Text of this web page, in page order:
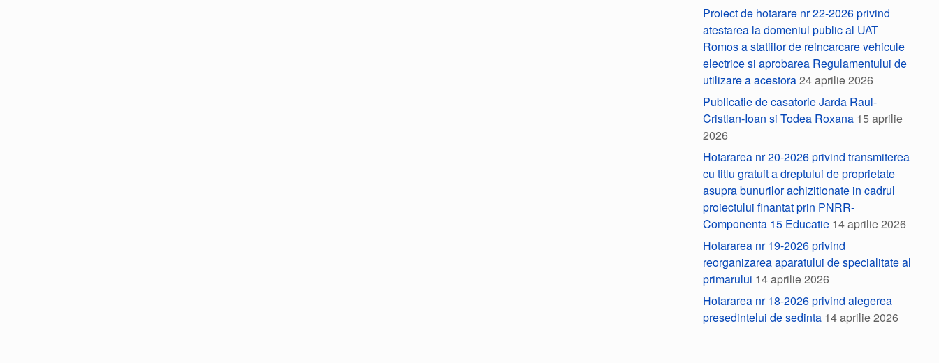
Proiect de hotarare nr 22-2026 privind
atestarea la domeniul public al UAT
Romos a statiilor de reincarcare vehicule
electrice si aprobarea Regulamentului de
utilizare a acestora24 aprilie 2026
Publicatie de casatorie Jarda Raul-
Cristian-Ioan si Todea Roxana 15 aprilie
2026
Hotararea nr 20-2026 privind transmiterea
cu titlu gratuit a dreptului de proprietate
asupra bunurilor achizitionate in cadrul
proiectului finantat prin PNRR-
Componenta 15 Educatie 14 aprilie 2026
Hotararea nr 19-2026 privind
reorganizarea aparatului de specialitate al
primarului 14 aprilie 2026
Hotararea nr 18-2026 privind alegerea
presedintelui de sedinta 14 aprilie 2026